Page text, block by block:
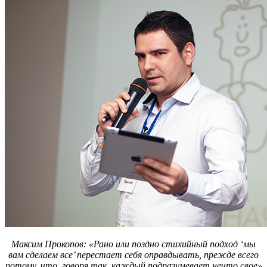
Максим Прокопов: «Рано или поздно стихийный подход ‘мы
вам сделаем все’ перестает себя оправдывать, прежде всего